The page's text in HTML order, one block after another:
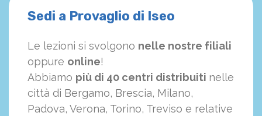
Sedi a Provaglio di Iseo
Le lezioni si svolgono nelle nostre filiali
oppure online!
Abbiamo più di 40 centri distribuiti nelle
città di Bergamo, Brescia, Milano,
Padova, Verona, Torino, Treviso e relative